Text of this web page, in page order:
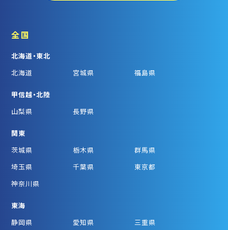
全国
北海道・東北
北海道
宮城県 福島県
甲信越・北陸
山梨県
長野県
関東
茨城県
栃木県
群馬県
埼玉県
千葉県
東京都
神奈川県
東海
静岡県
愛知県 三重県